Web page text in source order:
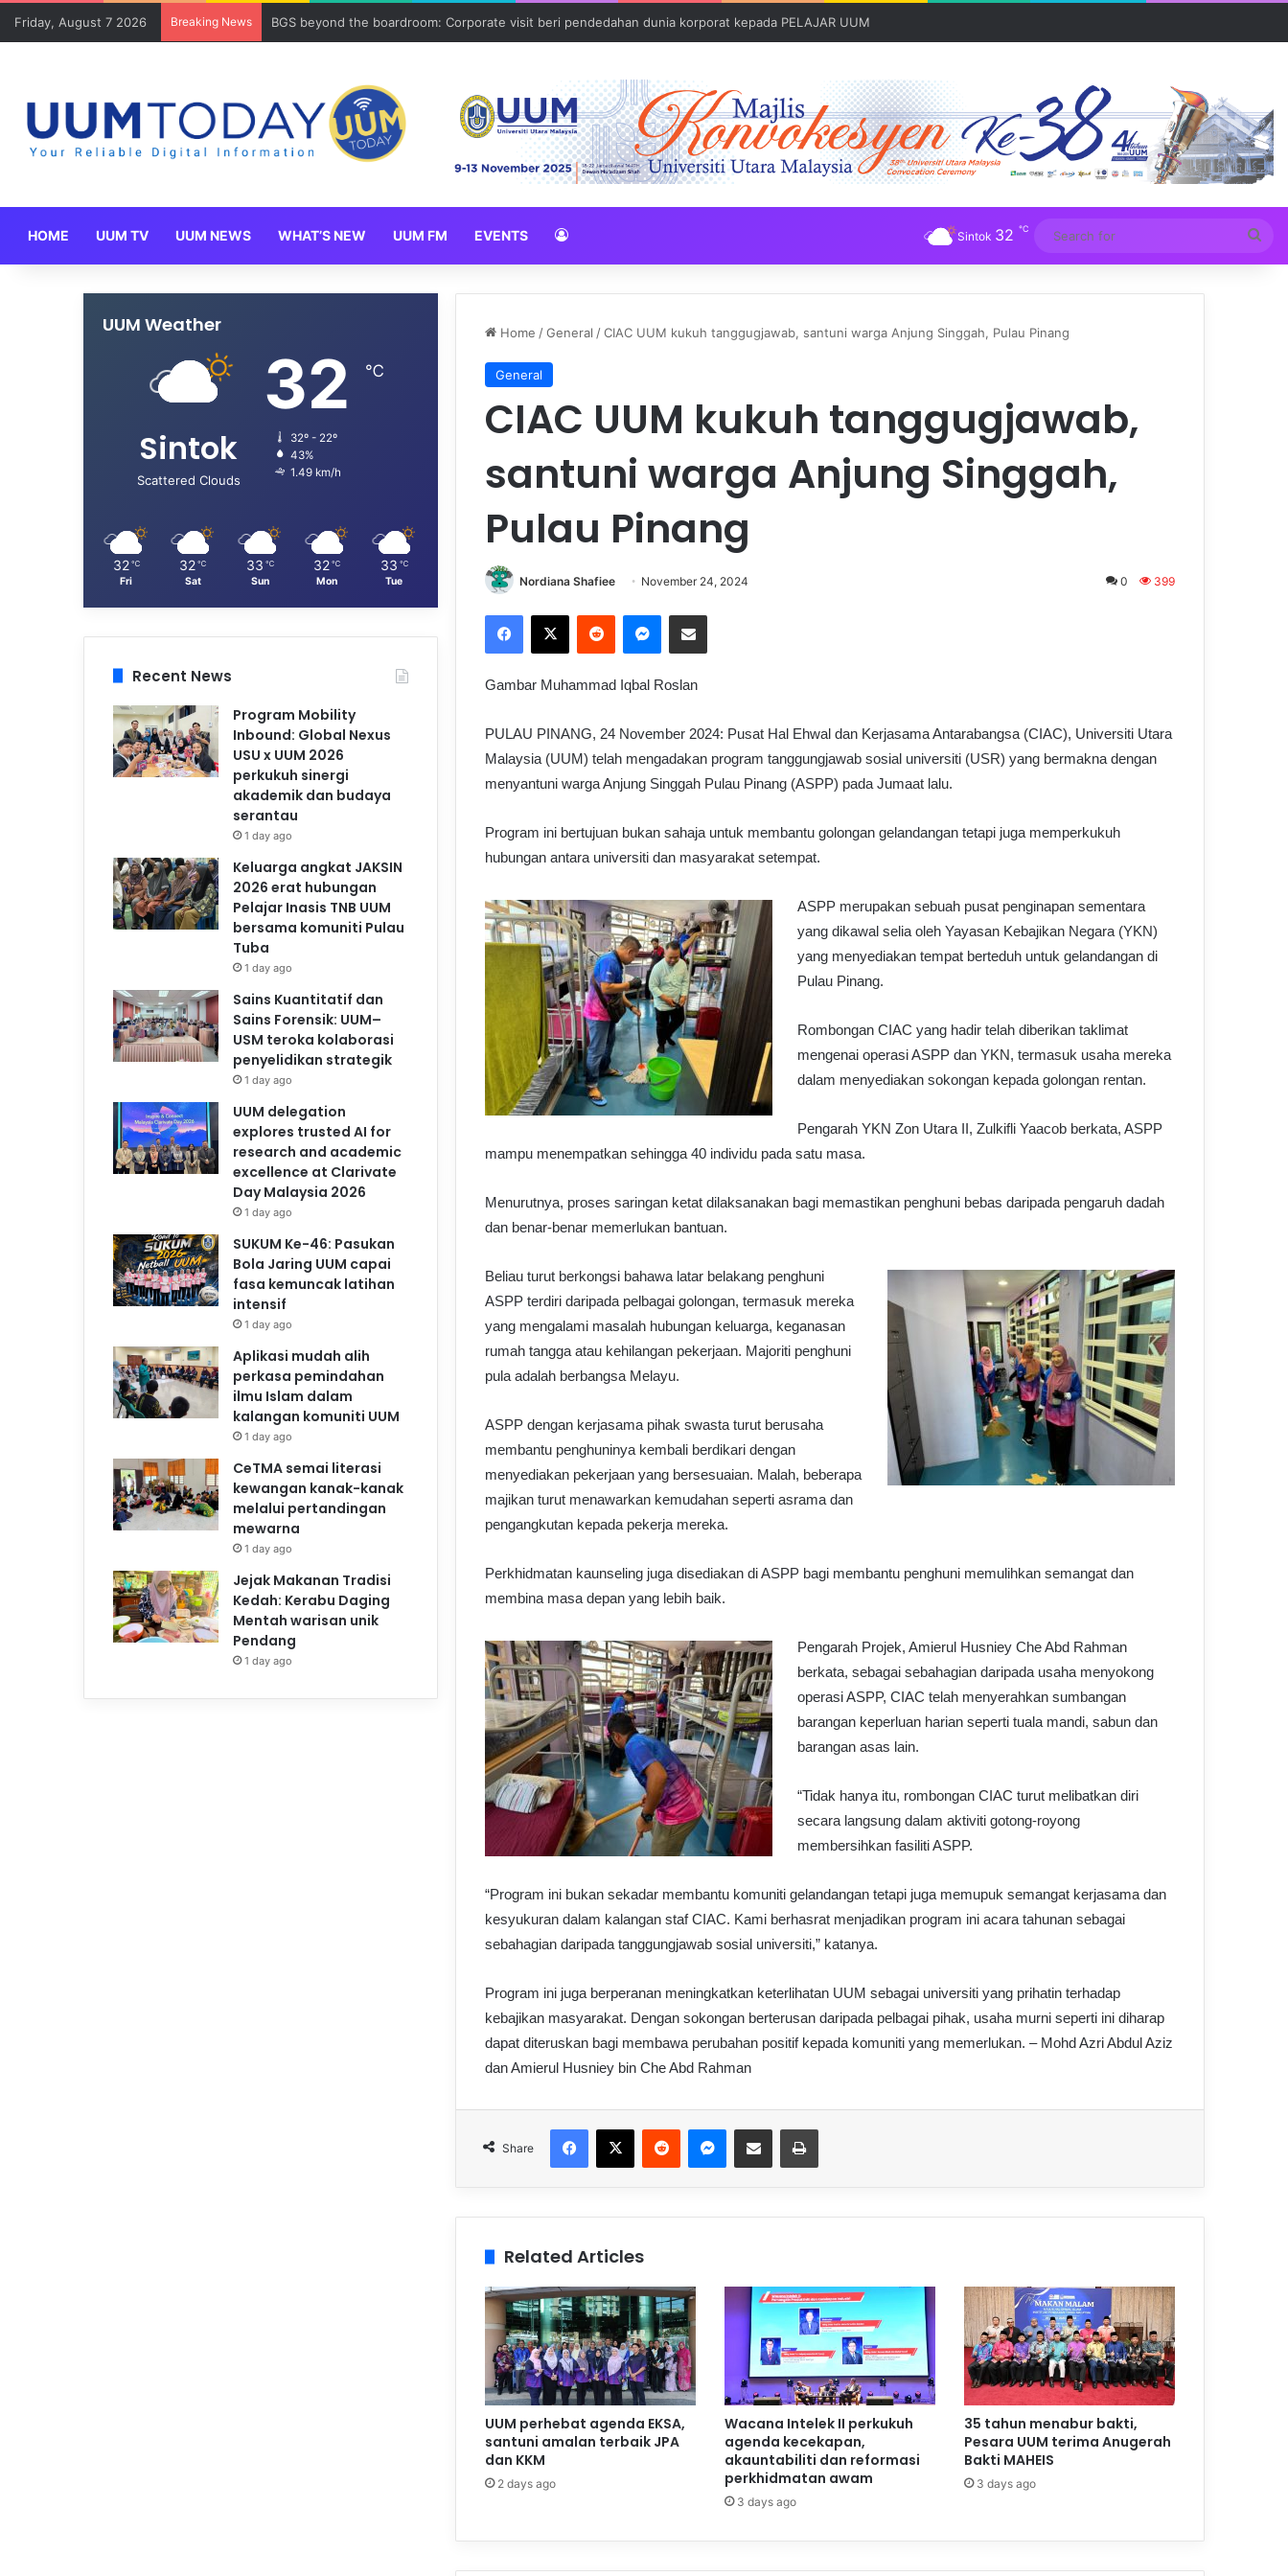
Friday, August 7 2026 Breaking News BGS beyond the boardroom: Corporate visit beri pendedahan dunia korporat kepada PELAJAR UUM
HOME UUM TV UUM NEWS WHAT’S NEW UUM FM EVENTS Sintok 32 ℃
for
Home /General /CIAC UUM kukuh tanggugjawab, santuni warga Anjung Singgah, Pulau Pinang
General
CIAC UUM kukuh tanggugjawab,
santuni warga Anjung Singgah,
Pulau Pinang
Nordiana Shafiee November 24, 2024 0 399
Gambar Muhammad Iqbal Roslan
PULAU PINANG, 24 November 2024: Pusat Hal Ehwal dan Kerjasama Antarabangsa (CIAC), Universiti Utara
Malaysia (UUM) telah mengadakan program tanggungjawab sosial universiti (USR) yang bermakna dengan
menyantuni warga Anjung Singgah Pulau Pinang (ASPP) pada Jumaat lalu.
Program ini bertujuan bukan sahaja untuk membantu golongan gelandangan tetapi juga memperkukuh
hubungan antara universiti dan masyarakat setempat.
ASPP merupakan sebuah pusat penginapan sementara
yang dikawal selia oleh Yayasan Kebajikan Negara (YKN)
yang menyediakan tempat berteduh untuk gelandangan di
Pulau Pinang.
Rombongan CIAC yang hadir telah diberikan taklimat
mengenai operasi ASPP dan YKN, termasuk usaha mereka
dalam menyediakan sokongan kepada golongan rentan.
Pengarah YKN Zon Utara II, Zulkifli Yaacob berkata, ASPP
mampu menempatkan sehingga 40 individu pada satu masa.
Menurutnya, proses saringan ketat dilaksanakan bagi memastikan penghuni bebas daripada pengaruh dadah
dan benar-benar memerlukan bantuan.
Beliau turut berkongsi bahawa latar belakang penghuni
ASPP terdiri daripada pelbagai golongan, termasuk mereka
yang mengalami masalah hubungan keluarga, keganasan
rumah tangga atau kehilangan pekerjaan. Majoriti penghuni
pula adalah berbangsa Melayu.
ASPP dengan kerjasama pihak swasta turut berusaha
membantu penghuninya kembali berdikari dengan
menyediakan pekerjaan yang bersesuaian. Malah, beberapa
majikan turut menawarkan kemudahan seperti asrama dan
pengangkutan kepada pekerja mereka.
Perkhidmatan kaunseling juga disediakan di ASPP bagi membantu penghuni memulihkan semangat dan
membina masa depan yang lebih baik.
Pengarah Projek, Amierul Husniey Che Abd Rahman
berkata, sebagai sebahagian daripada usaha menyokong
operasi ASPP, CIAC telah menyerahkan sumbangan
barangan keperluan harian seperti tuala mandi, sabun dan
barangan asas lain.
“Tidak hanya itu, rombongan CIAC turut melibatkan diri
secara langsung dalam aktiviti gotong-royong
membersihkan fasiliti ASPP.
“Program ini bukan sekadar membantu komuniti gelandangan tetapi juga memupuk semangat kerjasama dan
kesyukuran dalam kalangan staf CIAC. Kami berhasrat menjadikan program ini acara tahunan sebagai
sebahagian daripada tanggungjawab sosial universiti,” katanya.
Program ini juga berperanan meningkatkan keterlihatan UUM sebagai universiti yang prihatin terhadap
kebajikan masyarakat. Dengan sokongan berterusan daripada pelbagai pihak, usaha murni seperti ini diharap
dapat diteruskan bagi membawa perubahan positif kepada komuniti yang memerlukan. – Mohd Azri Abdul Aziz
dan Amierul Husniey bin Che Abd Rahman
Share
Related Articles
UUM perhebat agenda EKSA,
santuni amalan terbaik JPA
dan KKM
2 days ago
Wacana Intelek II perkukuh
agenda kecekapan,
akauntabiliti dan reformasi
perkhidmatan awam
3 days ago
35 tahun menabur bakti,
Pesara UUM terima Anugerah
Bakti MAHEIS
3 days ago
UUM Weather
Sintok
Scattered Clouds
32 ℃
32º - 22º
43%
1.49 km/h
32 ℃
Fri
32 ℃
Sat
33 ℃
Sun
32 ℃
Mon
33 ℃
Tue
Recent News
Program Mobility
Inbound: Global Nexus
USU x UUM 2026
perkukuh sinergi
akademik dan budaya
serantau
1 day ago
Keluarga angkat JAKSIN
2026 erat hubungan
Pelajar Inasis TNB UUM
bersama komuniti Pulau
Tuba
1 day ago
Sains Kuantitatif dan
Sains Forensik: UUM–
USM teroka kolaborasi
penyelidikan strategik
1 day ago
UUM delegation
explores trusted AI for
research and academic
excellence at Clarivate
Day Malaysia 2026
1 day ago
SUKUM Ke-46: Pasukan
Bola Jaring UUM capai
fasa kemuncak latihan
intensif
1 day ago
Aplikasi mudah alih
perkasa pemindahan
ilmu Islam dalam
kalangan komuniti UUM
1 day ago
CeTMA semai literasi
kewangan kanak-kanak
melalui pertandingan
mewarna
1 day ago
Jejak Makanan Tradisi
Kedah: Kerabu Daging
Mentah warisan unik
Pendang
1 day ago